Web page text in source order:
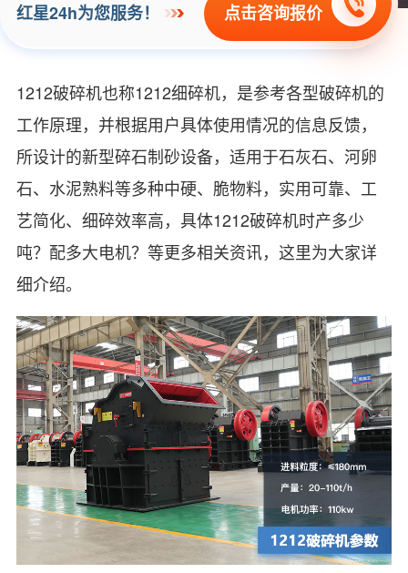
红星24h为您服务！ 点击咨询报价
1212破碎机也称1212细碎机，是参考各型破碎机的
工作原理，并根据用户具体使用情况的信息反馈，
所设计的新型碎石制砂设备，适用于石灰石、河卵
石、水泥熟料等多种中硬、脆物料，实用可靠、工
艺简化、细碎效率高，具体1212破碎机时产多少
吨？配多大电机？等更多相关资讯，这里为大家详
细介绍。